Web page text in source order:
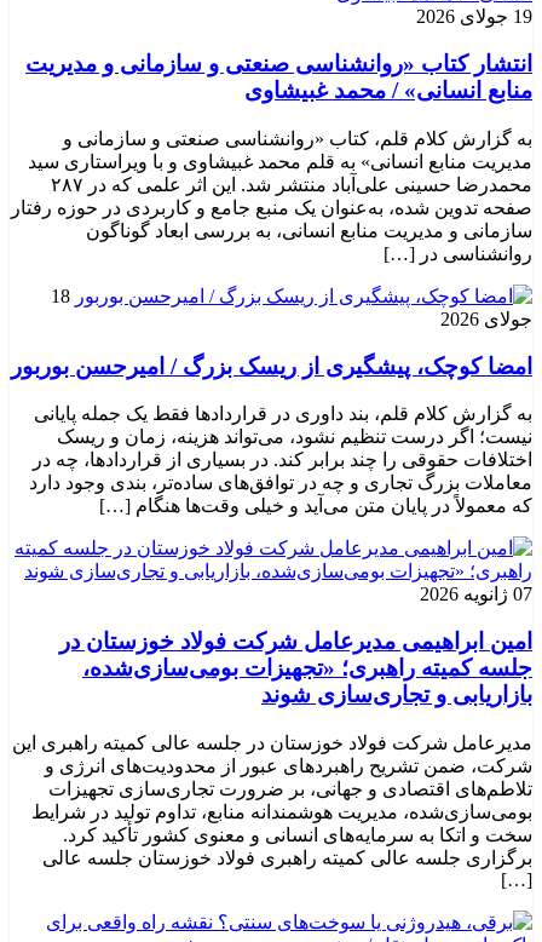
19 جولای 2026
انتشار کتاب «روانشناسی صنعتی و سازمانی و مدیریت
منابع انسانی» / محمد غبیشاوی
به گزارش کلام قلم، کتاب «روانشناسی صنعتی و سازمانی و
مدیریت منابع انسانی» به قلم محمد غبیشاوی و با ویراستاری سید
محمدرضا حسینی علی‌آباد منتشر شد. این اثر علمی که در ۲۸۷
صفحه تدوین شده، به‌عنوان یک منبع جامع و کاربردی در حوزه رفتار
سازمانی و مدیریت منابع انسانی، به بررسی ابعاد گوناگون
روانشناسی در […]
18
جولای 2026
امضا کوچک، پیشگیری از ریسک بزرگ / امیرحسن بوربور
به گزارش کلام قلم، بند داوری در قراردادها فقط یک جمله پایانی
نیست؛ اگر درست تنظیم نشود، می‌تواند هزینه، زمان و ریسک
اختلافات حقوقی را چند برابر کند. در بسیاری از قراردادها، چه در
معاملات بزرگ تجاری و چه در توافق‌های ساده‌تر، بندی وجود دارد
که معمولاً در پایان متن می‌آید و خیلی وقت‌ها هنگام […]
07 ژانویه 2026
امین ابراهیمی مدیرعامل شرکت فولاد خوزستان در
جلسه کمیته راهبری؛ «تجهیزات بومی‌سازی‌شده،
بازاریابی و تجاری‌سازی شوند
مدیرعامل شرکت فولاد خوزستان در جلسه عالی کمیته راهبری این
شرکت، ضمن تشریح راهبردهای عبور از محدودیت‌های انرژی و
تلاطم‌های اقتصادی و جهانی، بر ضرورت تجاری‌سازی تجهیزات
بومی‌سازی‌شده، مدیریت هوشمندانه منابع، تداوم تولید در شرایط
سخت و اتکا به سرمایه‌های انسانی و معنوی کشور تأکید کرد.
برگزاری جلسه عالی کمیته راهبری فولاد خوزستان جلسه عالی
[…]